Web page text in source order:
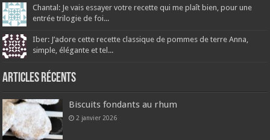
Chantal: Je vais essayer votre recette qui me plaît bien, pour une
entrée trilogie de foi...
Iber: J’adore cette recette classique de pommes de terre Anna,
simple, élégante et tel...
Articles récents
Biscuits fondants au rhum
2 janvier 2026